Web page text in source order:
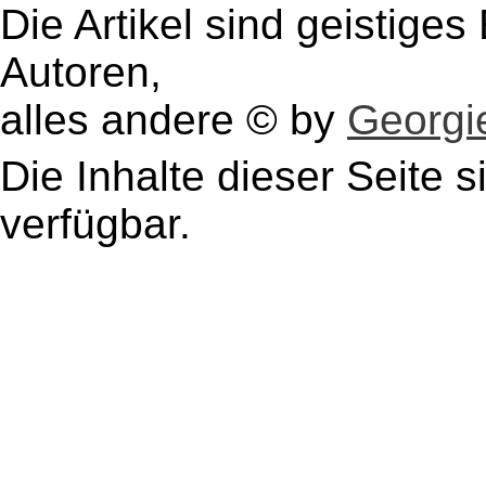
Die Artikel sind
Autoren,
alles andere © by
Die Inhalte dieser Seite
verfügbar.